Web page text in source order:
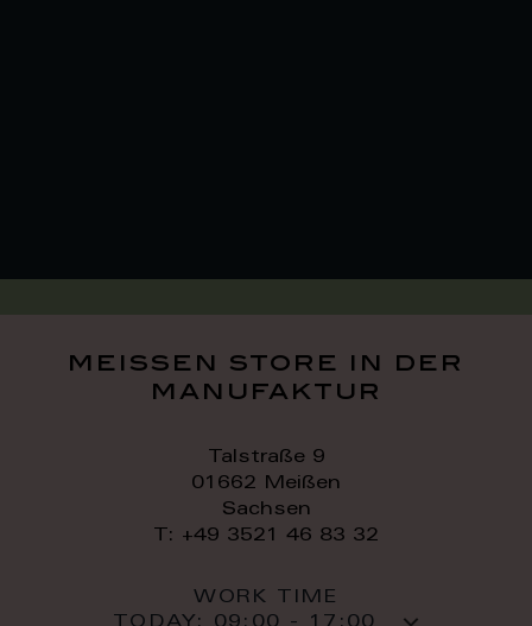
meissen store in der
manufaktur
Talstraße 9
01662 Meißen
Sachsen
T: +49 3521 46 83 32
WORK TIME